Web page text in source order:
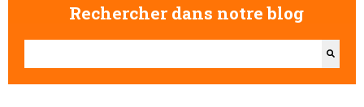
Rechercher dans notre blog
Il s'agit d'un champ de recherche auquel est associée une